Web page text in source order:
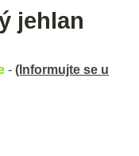
jehlan
- (Informujte se u